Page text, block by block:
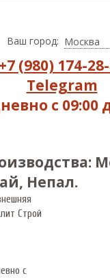
Ваш город: Москва
+7 (980) 174-
Telegram
с 09:00
Непал.
Строй
с